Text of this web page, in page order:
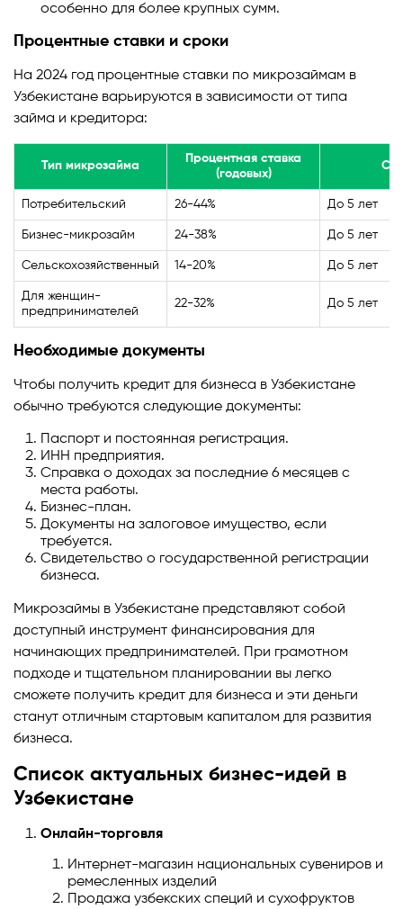
особенно для более крупных сумм.
Процентные ставки и сроки
На 2024 год процентные ставки по микрозаймам в
Узбекистане варьируются в зависимости от типа
займа и кредитора:
Тип микрозайма
Процентная ставка
(годовых)
Потребительский 26-44% До 5 лет
Бизнес-микрозайм 24-38% До 5 лет
Сельскохозяйственный 14-20% До 5 лет
Для женщин-
предпринимателей
22-32% До 5 лет
Необходимые документы
Чтобы получить кредит для бизнеса в Узбекистане
обычно требуются следующие документы:
Паспорт и постоянная регистрация.
ИНН предприятия.
Справка о доходах за последние 6 месяцев с
места работы.
Бизнес-план.
Документы на залоговое имущество, если
требуется.
Свидетельство о государственной регистрации
бизнеса.
Микрозаймы в Узбекистане представляют собой
доступный инструмент финансирования для
начинающих предпринимателей. При грамотном
подходе и тщательном планировании вы легко
сможете получить кредит для бизнеса и эти деньги
станут отличным стартовым капиталом для развития
бизнеса.
Список актуальных бизнес-идей в
Узбекистане
Онлайн-торговля
Интернет-магазин национальных сувениров и
ремесленных изделий
Продажа узбекских специй и сухофруктов